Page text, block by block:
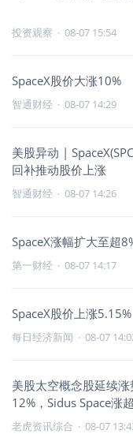
投资观察 · 08-07 15:54
SpaceX股价大涨10%
智通财经 · 08-07 14:29
美股异动 |
回补推动股价上涨
智通财经 · 08-07 14:26
SpaceX涨幅扩大至超
第一财经 · 08-07 14:17
SpaceX股价上涨5.15%
每日经济新闻 · 08-07
美股太空概念股延续
12%，Sidus Space涨
老虎资讯综合 · 08-07